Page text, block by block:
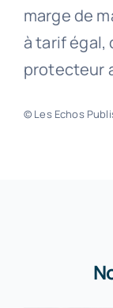
marge de
à tarif égal,
protecteur
© Les Echos